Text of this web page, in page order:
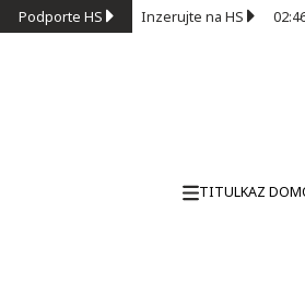
Podporte HS Inzerujte na HS
TITULKAZ